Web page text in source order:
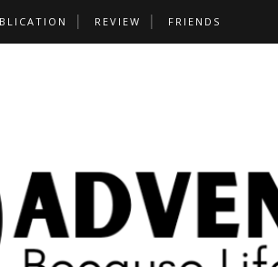
REVIEW FRIENDS